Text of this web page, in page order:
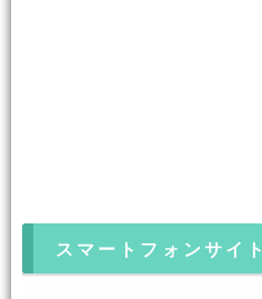
スマートフォンサイト